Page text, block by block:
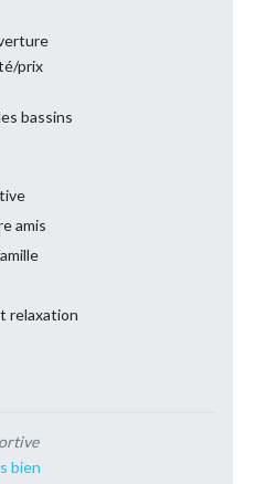
prix
bassins
amis
relaxation
bien